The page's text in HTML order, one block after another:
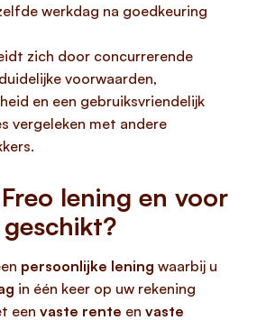
werkdag na goedkeuring
zich door concurrerende
voorwaarden,
en een gebruiksvriendelijk
vergeleken met andere
lening en voor
persoonlijke lening waarbij u
in één keer op uw rekening
een vaste rente en vaste